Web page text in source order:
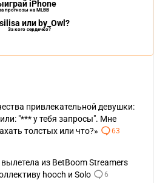
iPhone
прогнозы на MLBB
или by_Owl?
За кого сердечко?
привлекательной девушки:
"*** у тебя запросы". Мне
толстых или что?»
63
из BetBoom Streamers
hooch и Solo
6